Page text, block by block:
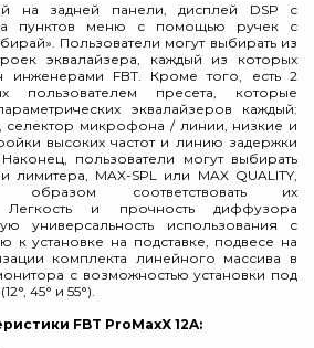
задней панели, дисплей DSP с
пунктов меню с помощью ручек с
Пользователи могут выбирать из
эквалайзера, каждый из которых
инженерами FBT. Кроме того, есть 2
пользователем пресета, которые
эквалайзеров каждый:
селектор микрофона / линии, низкие и
высоких частот и линию задержки
пользователи могут выбирать
MAX-SPL или MAX QUALITY,
образом соответствовать их
Легкость и прочность диффузора
универсальность использования с
к установке на подставке, подвесе на
комплекта линейного массива в
с возможностью установки под
45° и 55°).
FBT ProMaxX 12A: